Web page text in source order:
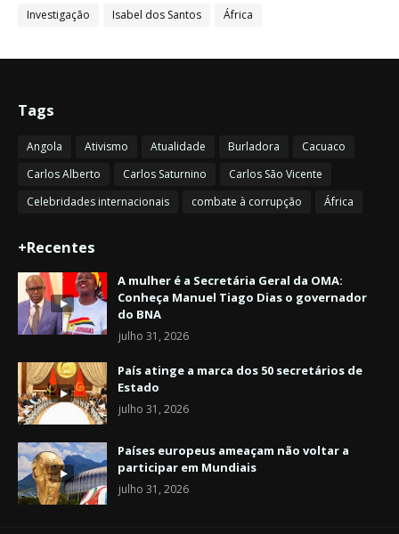
Investigação
Isabel dos Santos África
Tags
Angola Ativismo Atualidade Burladora
Cacuaco
Carlos Alberto
Carlos Saturnino
Carlos São Vicente
Celebridades internacionais
combate à corrupção África
+Recentes
A mulher é a Secretária Geral da OMA:
Conheça Manuel Tiago Dias o governador
do BNA
julho 31, 2026
País atinge a marca dos 50 secretários de
Estado
julho 31, 2026
Países europeus ameaçam não voltar a
participar em Mundiais
julho 31, 2026